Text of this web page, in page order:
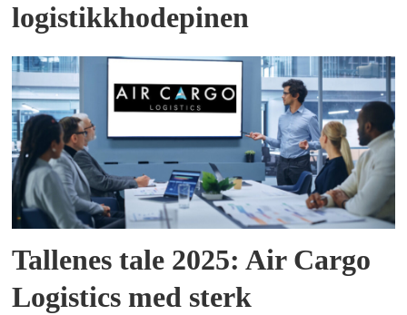
logistikkhodepinen
Tallenes tale 2025: Air Cargo
Logistics med sterk